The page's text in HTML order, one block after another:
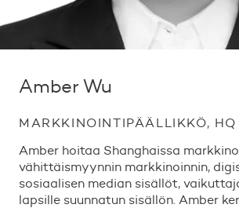
Amber Wu
MARKKINOINTIPÄÄLLIKKÖ,
Amber hoitaa Shanghaissa
vähittäismyynnin markkinoinnin,
sosiaalisen median sisällöt,
lapsille suunnatun sisällön. Amber